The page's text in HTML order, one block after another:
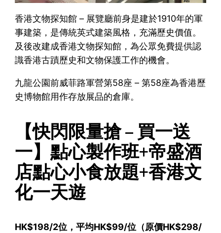
香港文物探知館 – 展覽廳前身是建於1910年的軍
事建築，是傳統英式建築風格，充滿歷史價值。
及後改建成香港文物探知館，為公眾免費提供認
識香港古蹟歷史和文物保護工作的機會。
九龍公園前威菲路軍營第58座 – 第58座為香港歷
史博物館用作存放展品的倉庫。
【快閃限量搶 – 買一送
一】點心製作班+帝盛酒
店點心小食放題+香港文
化一天遊
HK$198/2位，平均HK$99/位（原價HK$298/